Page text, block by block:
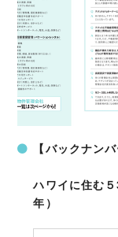
【バックナンバ
ハワイに住む
年）